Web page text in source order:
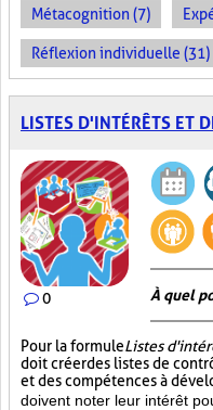
Métacognition (7)
Réflexion individuelle (31)
LISTES D'INTÉRÊTS ET
0 À quel
Pour la formuleListes
doit créer des listes de
et des compétences à
doivent noter leur intérêt